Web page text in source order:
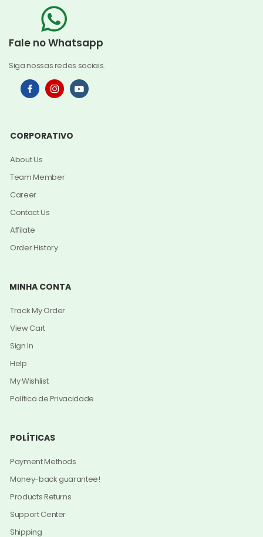
Fale no Whatsapp
Siga nossas redes sociais.
CORPORATIVO
About Us
Team Member
Career
Contact Us
Affilate
Order History
MINHA CONTA
Track My Order
View Cart
Sign In
Help
My Wishlist
Política de Privacidade
POLÍTICAS
Payment Methods
Money-back guarantee!
Products Returns
Support Center
Shipping